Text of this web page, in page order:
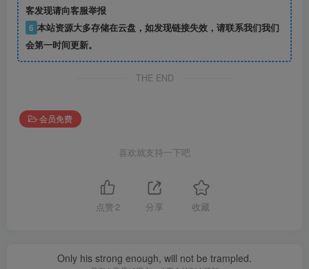
客发现请向客服举报
6 本站资源大多存储在云盘，如发现链接失效，请联系我们我们
会第一时间更新。
THE END
会员免费
喜欢就支持一下吧
点赞 2 分享 收藏
Only his strong enough, will not be trampled.